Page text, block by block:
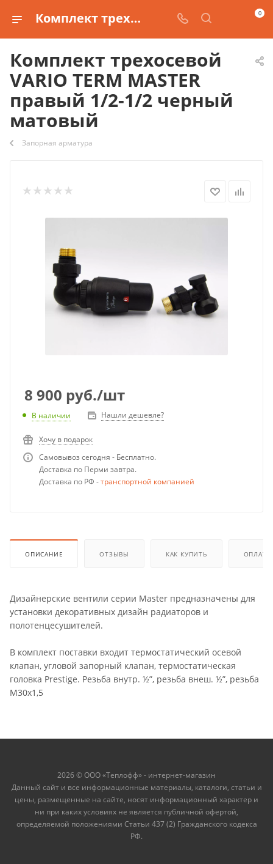
Комплект трехосевой VARIO TERM MASTER правый 1/2-1/2 черный матовый купить 0
Комплект трехосевой
VARIO TERM MASTER
правый 1/2-1/2 черный
матовый
Запорная арматура
8 900 руб./шт
В наличии Нашли дешевле?
Хочу в подарок
Самовывоз сегодня - Бесплатно.
Доставка по Перми завтра.
Доставка по РФ -транспортной компанией
ОПИСАНИЕ ОТЗЫВЫ КАК КУПИТЬ ОПЛАТА
Дизайнерские вентили серии Master предназначены для
установки декоративных дизайн радиаторов и
полотенцесушителей.
В комплект поставки входит термостатический осевой
клапан, угловой запорный клапан, термостатическая
головка Prestige. Резьба внутр. ½”, pезьба внеш. ½”, pезьба
M30x1,5
2026 © ООО «Теплофф» - интернет-магазин
Данный сайт и все информационные материалы, каталоги, статьи и
цены, размещенные на сайте, носят информационный характер и
ни при каких условиях не является публичной офертой,
определяемой положениями Статьи 437 (2) Гражданского кодекса
РФ.